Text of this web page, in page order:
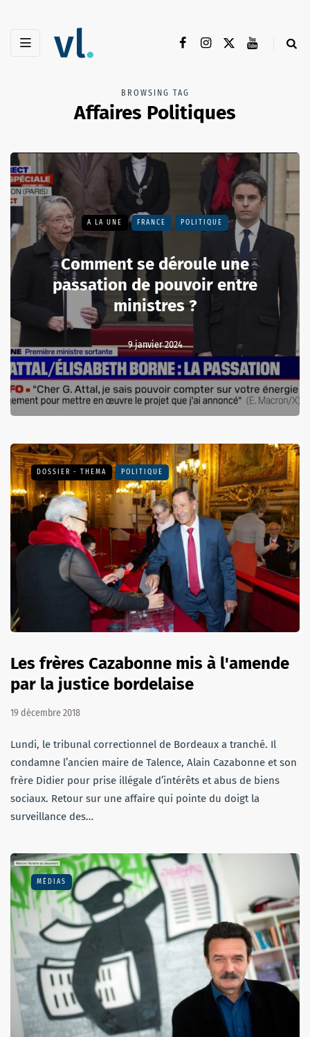
BROWSING TAG
Affaires Politiques
A LA UNE FRANCE POLITIQUE
Comment se déroule une
passation de pouvoir entre
ministres ?
9 janvier 2024
DOSSIER - THEMA POLITIQUE
Les frères Cazabonne mis à l'amende
par la justice bordelaise
19 décembre 2018
Lundi, le tribunal correctionnel de Bordeaux a tranché. Il
condamne l’ancien maire de Talence, Alain Cazabonne et son
frère Didier pour prise illégale d’intérêts et abus de biens
sociaux. Retour sur une affaire qui pointe du doigt la
surveillance des…
MÉDIAS